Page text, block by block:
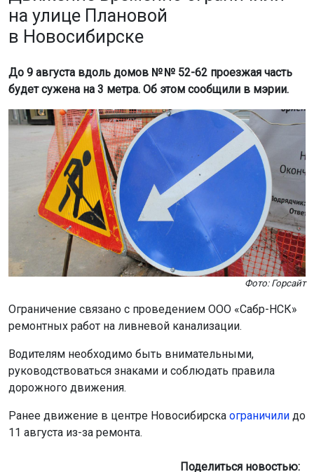
на улице Плановой
в Новосибирске
До 9 августа вдоль домов № № 52-62 проезжая часть
будет сужена на 3 метра. Об этом сообщили в мэрии.
Фото: Горсайт
Ограничение связано с проведением ООО «Сабр-НСК»
ремонтных работ на ливневой канализации.
Водителям необходимо быть внимательными,
руководствоваться знаками и соблюдать правила
дорожного движения.
Ранее движение в центре Новосибирска ограничили до
11 августа из-за ремонта.
Поделиться новостью: